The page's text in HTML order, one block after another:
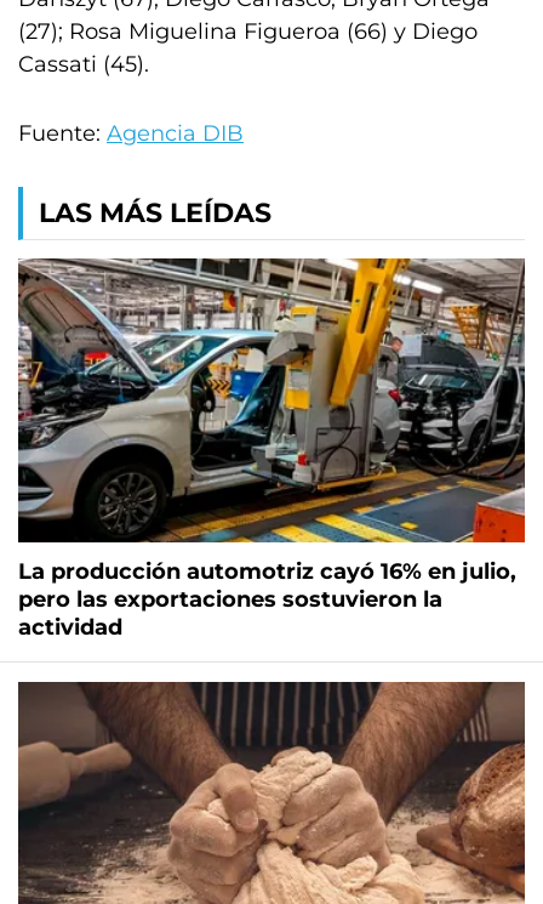
(27); Rosa Miguelina Figueroa (66) y Diego
Cassati (45).
Fuente: Agencia DIB
LAS MÁS LEÍDAS
La producción automotriz cayó 16% en julio,
pero las exportaciones sostuvieron la
actividad